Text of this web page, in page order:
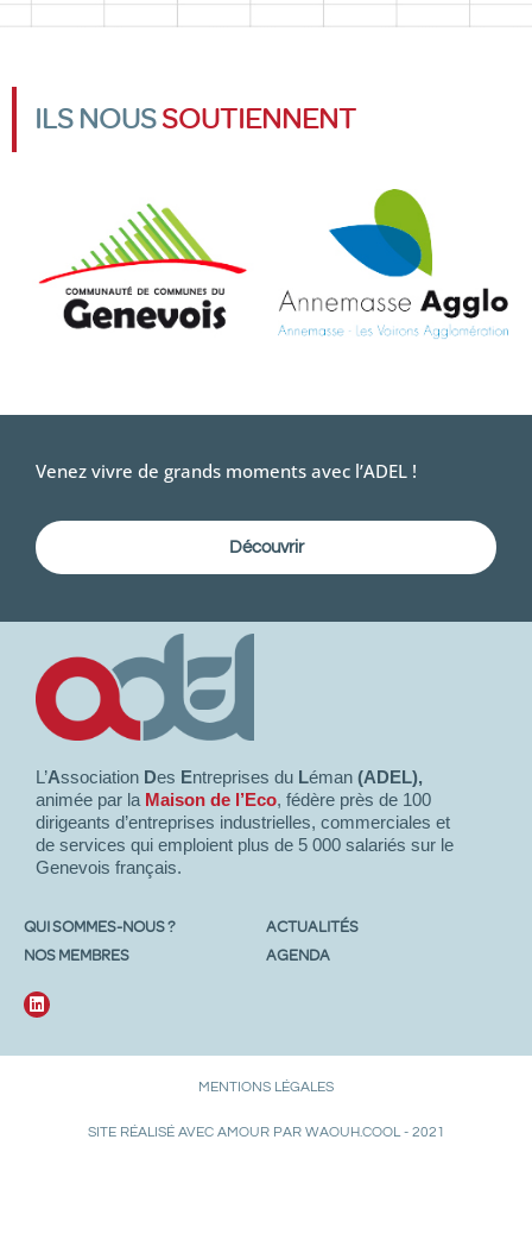
ILS NOUSSOUTIENNENT
Venez vivre de grands moments avec l’ADEL !
Découvrir
L’Association Des Entreprises du Léman (ADEL),
animée par la Maison de l’Eco, fédère près de 100
dirigeants d’entreprises industrielles, commerciales et
de services qui emploient plus de 5 000 salariés sur le
Genevois français.
QUI SOMMES-NOUS ?
NOS MEMBRES
ACTUALITÉS
AGENDA
MENTIONS LÉGALES
SITE RÉALISÉ AVEC AMOUR PAR WAOUH.COOL - 2021